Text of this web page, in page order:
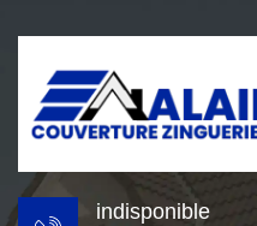
indisponible